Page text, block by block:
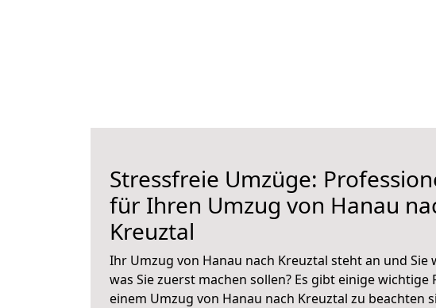
Stressfreie Umzüge:
für Ihren Umzug von Hanau
Kreuztal
Ihr Umzug von Hanau nach Kreuztal steht an und Sie
was Sie zuerst machen sollen? Es gibt einige wichtige
einem Umzug von Hanau nach Kreuztal zu beachten